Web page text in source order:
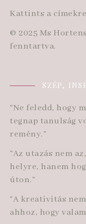
Kattints a
© 2025 Ms
fenntartva.
SZÉP,
“Ne feledd, hogy
tegnap tanulság
remény.”
“Az utazás nem
helyre, hanem
úton.”
“A kreativitás
ahhoz, hogy